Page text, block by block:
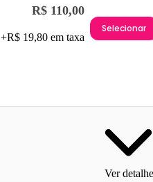
R$ 110,00
+R$ 19,80 em taxa
Selecionar
Ver